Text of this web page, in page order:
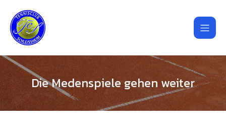
Die Medenspiele gehen weiter